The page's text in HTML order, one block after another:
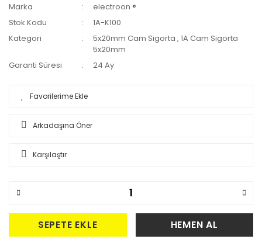
Marka
electroon ®
Stok Kodu
1A-K100
Kategori
5x20mm Cam Sigorta ,1A Cam Sigorta
5x20mm
Garanti Süresi
24 Ay
Arkadaşına Öner
Karşılaştır
SEPETE EKLE HEMEN AL